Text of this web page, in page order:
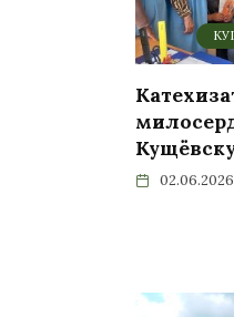
02.06.2026